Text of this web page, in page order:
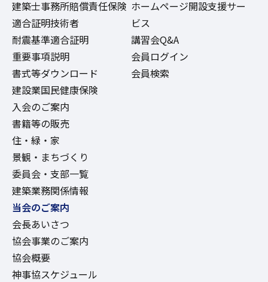
建築士事務所賠償責任保険
適合証明技術者
耐震基準適合証明
重要事項説明
書式等ダウンロード
建設業国民健康保険
入会のご案内
書籍等の販売
住・緑・家
景観・まちづくり
委員会・支部一覧
建築業務関係情報
ホームページ開設支援サー
ビス
講習会Q&A
会員ログイン
会員検索
当会のご案内
会長あいさつ
協会事業のご案内
協会概要
神事協スケジュール